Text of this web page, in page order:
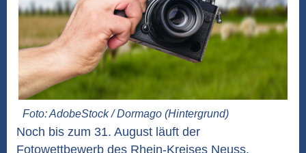
Foto: AdobeStock / Dormago (Hintergrund)
Noch bis zum 31. August läuft der
Fotowettbewerb des Rhein-Kreises Neuss.